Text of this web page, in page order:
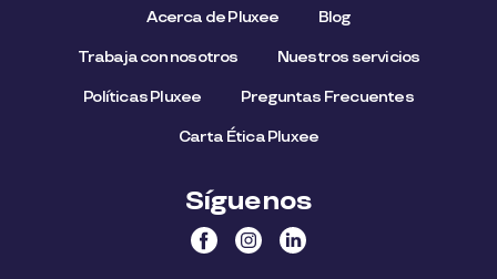
Acerca de Pluxee Blog
Trabaja con nosotros Nuestros servicios
Políticas Pluxee Preguntas Frecuentes
Carta Ética Pluxee
Síguenos